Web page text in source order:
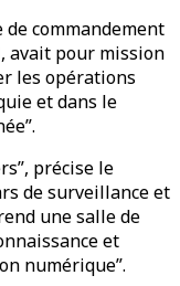
de commandement
avait pour mission
les opérations
et dans le
précise le
de surveillance et
une salle de
et
numérique”.